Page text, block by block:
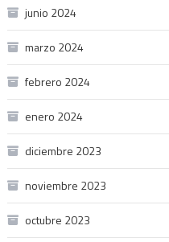
junio 2024
marzo 2024
febrero 2024
enero 2024
diciembre 2023
noviembre 2023
octubre 2023